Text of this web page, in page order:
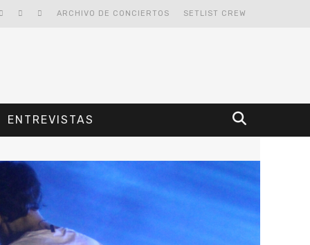
SETLIST CREW
ARCHIVO DE CONCIERTOS
ENTREVISTAS